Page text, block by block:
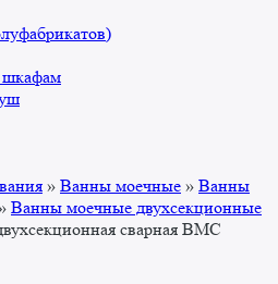
шкафам
» Ванны моечные » Ванны
Ванны моечные двухсекционные
сварная ВМС